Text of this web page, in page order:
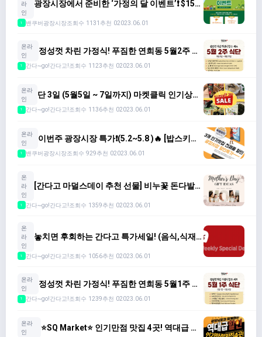
라
인
광장시장에서 준비한 ‘가정의 달 이벤트’❗️ $150
1 밴쿠버광장시장조회수 1131 추천 02023.06.01
온라
인
정성껏 차린 가정식! 푸짐한 연희동 5월2주 식
1 간다~go!간다고!조회수 1123추천 02023.06.01
온라
인
단 3일 (5월5일 ~ 7일까지) 마켓클릭 인기상품
1 간다~go!간다고!조회수 1136추천 02023.06.01
온라
인
이번주 광장시장 특가❗️(5.2~5.8 )🔥 [밥스키친/
1 밴쿠버광장시장조회수 929추천 02023.06.01
온
라
인
[간다고 마덜스데이 추천 선물] 비누꽃 돈다발
1 간다~go!간다고!조회수 1359추천 02023.06.01
온
라
인
놓치면 후회하는 간다고 특가세일! (음식,식재
1 간다~go!간다고!조회수 1056추천 02023.06.01
온라
인
정성껏 차린 가정식! 푸짐한 연희동 5월1주 식
1 간다~go!간다고!조회수 1239추천 02023.06.01
온라
인
⭐️SQ Market⭐️ 인기만점 맛집 4곳! 역대급 할